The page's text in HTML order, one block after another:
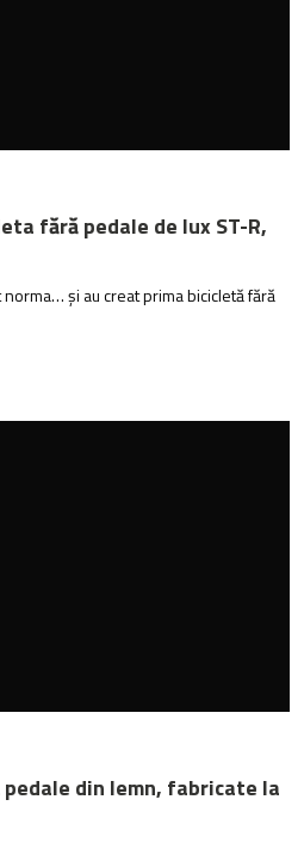
fără pedale de lux ST-R,
și au creat prima bicicletă fără
din lemn, fabricate la